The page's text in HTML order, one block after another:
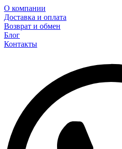
О компании
Доставка и оплата
Возврат и обмен
Блог
Контакты